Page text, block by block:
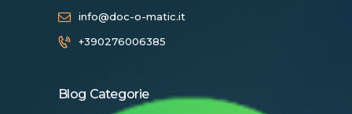
info@doc-o-matic.it
+390276006385
Blog Categorie